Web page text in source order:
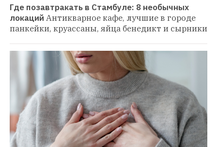
Где позавтракать в Стамбуле: 8 необычных
локаций Антикварное кафе, лучшие в городе
панкейки, круассаны, яйца бенедикт и сырники